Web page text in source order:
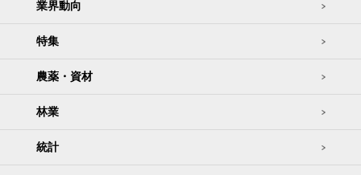
業界動向
特集
農薬・資材
林業
統計